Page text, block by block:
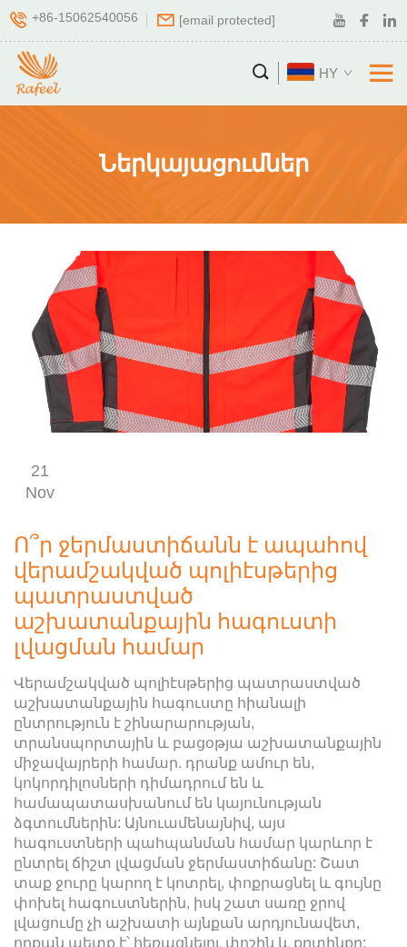
+86-15062540056 [email protected]
HY
Ներկայացումներ
21
Nov
Ո՞ր ջերմաստիճանն է ապահով
վերամշակված պոլիէսթերից
պատրաստված
աշխատանքային հագուստի
լվացման համար
Վերամշակված պոլիէսթերից պատրաստված
աշխատանքային հագուստը հիանալի
ընտրություն է շինարարության,
տրանսպորտային և բացօթյա աշխատանքային
միջավայրերի համար. դրանք ամուր են,
կոկորդիլոսների դիմադրում են և
համապատասխանում են կայունության
ձգտումներին: Այնուամենայնիվ, այս
հագուստների պահպանման համար կարևոր է
ընտրել ճիշտ լվացման ջերմաստիճանը: Շատ
տաք ջուրը կարող է կոտրել, փոքրացնել և գույնը
փոխել հագուստներին, իսկ շատ սառը ջրով
լվացումը չի աշխատի այնքան արդյունավետ,
որքան պետք է՝ հեռացնելու փոշին և քրտինքը: